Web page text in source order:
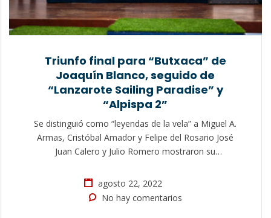
Triunfo final para “Butxaca” de
Joaquín Blanco, seguido de
“Lanzarote Sailing Paradise” y
“Alpispa 2”
Se distinguió como “leyendas de la vela” a Miguel A.
Armas, Cristóbal Amador y Felipe del Rosario José
Juan Calero y Julio Romero mostraron su
conjunta Con la entrega de premios realizada en el
Real Club Náutico de Arrecife finalizaron los actos
del “XI Trofeo César Manrique –…
agosto 22, 2022
No hay comentarios